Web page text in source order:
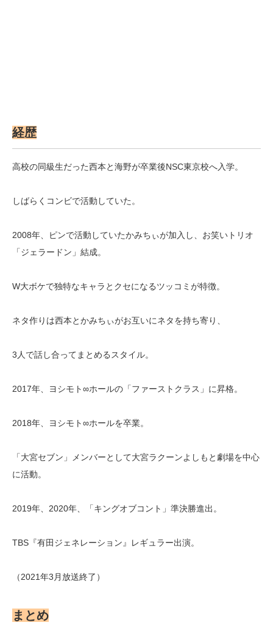
経歴
高校の同級生だった西本と海野が卒業後NSC東京校へ入学。
しばらくコンビで活動していた。
2008年、ピンで活動していたかみちぃが加入し、お笑いトリオ
「ジェラードン」結成。
W大ボケで独特なキャラとクセになるツッコミが特徴。
ネタ作りは西本とかみちぃがお互いにネタを持ち寄り、
3人で話し合ってまとめるスタイル。
2017年、ヨシモト∞ホールの「ファーストクラス」に昇格。
2018年、ヨシモト∞ホールを卒業。
「大宮セブン」メンバーとして大宮ラクーンよしもと劇場を中心
に活動。
2019年、2020年、「キングオブコント」準決勝進出。
TBS『有田ジェネレーション』レギュラー出演。
（2021年3月放送終了）
まとめ